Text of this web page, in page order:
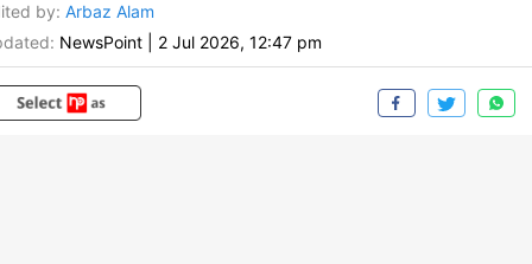
by: Arbaz Alam
NewsPoint 2 Jul 2026, 12:47 pm